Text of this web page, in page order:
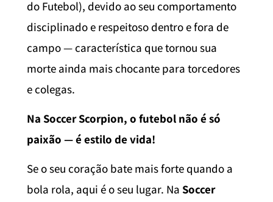
do Futebol), devido ao seu comportamento
disciplinado e respeitoso dentro e fora de
campo — característica que tornou sua
morte ainda mais chocante para torcedores
e colegas.
Na Soccer Scorpion, o futebol não é só
paixão — é estilo de vida!
Se o seu coração bate mais forte quando a
bola rola, aqui é o seu lugar. Na Soccer